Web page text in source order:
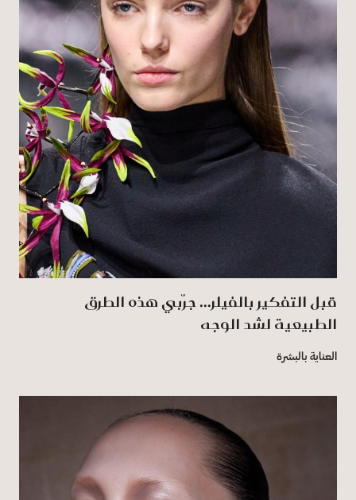
قبل التفكير بالفيلر... جرّبي هذه الطرق
الطبيعية لشد الوجه
العناية بالبشرة